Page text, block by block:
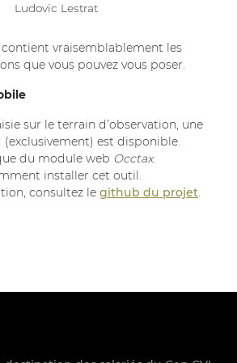
Ludovic Lestrat
vraisemblablement les
que vous pouvez vous poser.
sur le terrain d’observation, une
est disponible.
du module web Occtax.
installer cet outil.
consultez le github du projet